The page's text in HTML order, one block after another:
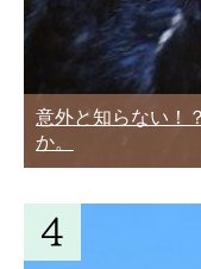
意外と知らない！
か。